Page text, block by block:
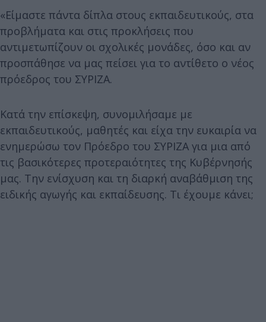
«Είμαστε πάντα δίπλα στους εκπαιδευτικούς, στα
προβλήματα και στις προκλήσεις που
αντιμετωπίζουν οι σχολικές μονάδες, όσο και αν
προσπάθησε να μας πείσει για το αντίθετο ο νέος
πρόεδρος του ΣΥΡΙΖΑ.
Κατά την επίσκεψη, συνομιλήσαμε με
εκπαιδευτικούς, μαθητές και είχα την ευκαιρία να
ενημερώσω τον Πρόεδρο του ΣΥΡΙΖΑ για μια από
τις βασικότερες προτεραιότητες της Κυβέρνησής
μας. Την ενίσχυση και τη διαρκή αναβάθμιση της
ειδικής αγωγής και εκπαίδευσης. Τι έχουμε κάνει;